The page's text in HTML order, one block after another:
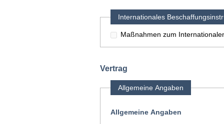
Internationales
Maßnahmen zum
Vertrag
Allgemeine Angaben
Allgemeine Angaben